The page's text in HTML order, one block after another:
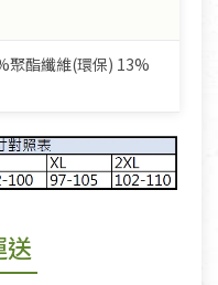
聚酯纖維(環保) 13%
送